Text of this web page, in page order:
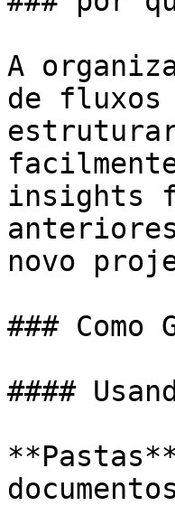
A
de
insights
novo
### Como
####